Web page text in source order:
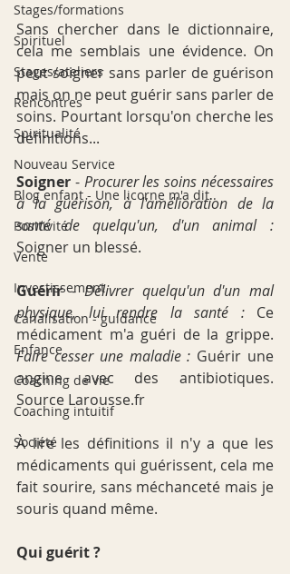
Stages/formations
Spirituel
Stages/ateliers
Rencontres
Spiritualité
Nouveau Service
Blog enfant - Une licorne m'a dit..
Positivité
Vente
Investissement
Canalisation - guidance
Enfance
Coaching de vie
Coaching intuitif
Société
Sans chercher dans le dictionnaire,
cela me semblais une évidence. On
peut soigner sans parler de guérison
mais on ne peut guérir sans parler de
soins. Pourtant lorsqu'on cherche les
définitions...
Soigner - Procurer les soins nécessaires
à la guérison, à l'amélioration de la
Soigner un blessé.
Guérir - Délivrer quelqu'un d'un mal
physique, lui rendre la santé : Ce
Faire cesser une maladie : Guérir une
angine avec des antibiotiques.
Source Larousse.fr
À lire les définitions il n'y a que les
médicaments qui guérissent, cela me
fait sourire, sans méchanceté mais je
souris quand même.
Qui guérit ?